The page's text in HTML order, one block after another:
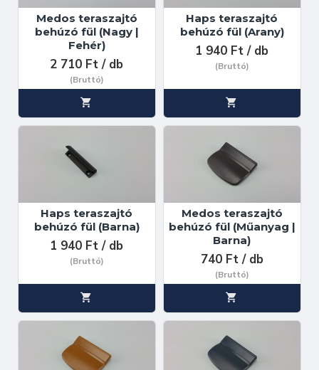
Medos teraszajtó
behúzó fül (Nagy |
Fehér)
2 710 Ft / db
(Bruttó)
Haps teraszajtó
behúzó fül (Arany)
1 940 Ft / db
(Bruttó)
Haps teraszajtó
behúzó fül (Barna)
1 940 Ft / db
(Bruttó)
Medos teraszajtó
behúzó fül (Műanyag |
Barna)
740 Ft / db
(Bruttó)